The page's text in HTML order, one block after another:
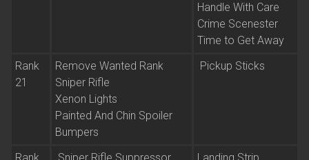
Handle With Care
Crime Scenester
Time to Get Away
Rank
21
Remove Wanted Rank
Sniper Rifle
Xenon Lights
Painted And Chin Spoiler
Bumpers
Pickup Sticks